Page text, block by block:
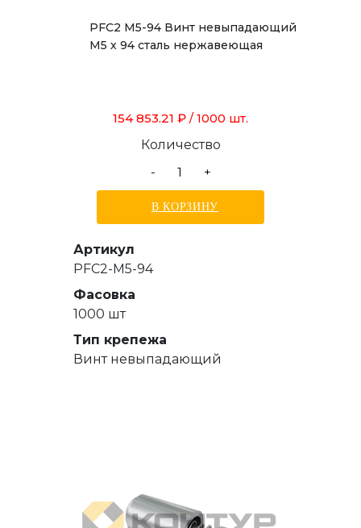
PFC2 M5-94 Винт невыпадающий
М5 х 94 сталь нержавеющая
154 853.21 ₽ / 1000 шт.
Количество
-
+
В КОРЗИНУ
Артикул
PFC2-M5-94
Фасовка
1000 шт
Тип крепежа
Винт невыпадающий